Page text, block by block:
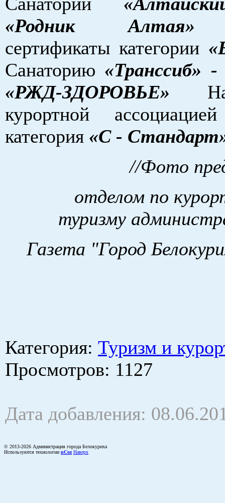
«Родник Алтая»
сертификаты категории
Санаторию «Транссиб» -
«РЖД-ЗДОРОВЬЕ»
курортной
категория «С -
//Фото
отделом по
туризму
Газета "Город
Категория: Туризм и
Просмотров: 1127
Дата добавления:
© 2013-2026 Администрация города Белокуриха
Используются технологии uCoz Наверх